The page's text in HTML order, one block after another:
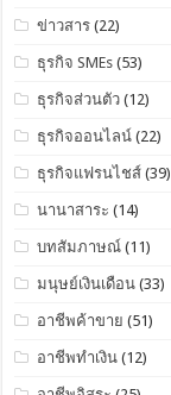
ข่าวสาร (22)
ธุรกิจ SMEs (53)
ธุรกิจส่วนตัว (12)
ธุรกิจออนไลน์ (22)
ธุรกิจแฟรนไชส์ (39)
นานาสาระ (14)
บทสัมภาษณ์ (11)
มนุษย์เงินเดือน (33)
อาชีพค้าขาย (51)
อาชีพทำเงิน (12)